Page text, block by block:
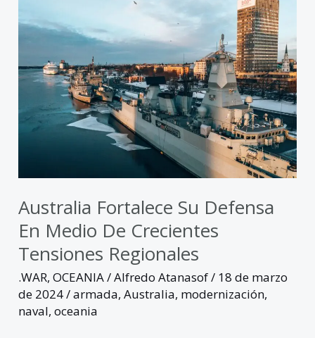
Australia Fortalece Su Defensa
En Medio De Crecientes
Tensiones Regionales
.WAR,OCEANIA/Alfredo Atanasof/ 18 de marzo
de 2024/armada,Australia, modernización,
naval,oceania
fortalece
defensa
en
de
regionales